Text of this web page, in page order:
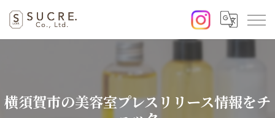
横須賀市の美容室プレスリリース情報をチ